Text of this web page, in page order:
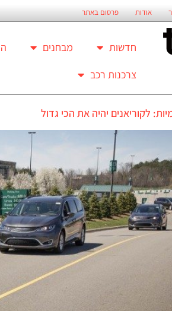
אודות פרסום באתר
חדשות מבחנים
צרכנות רכב
לקוריאנים יהיה את הכי גדול